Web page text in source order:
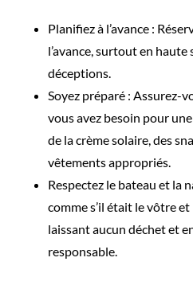
Planifiez à l’avance :
l’avance, surtout en
déceptions.
Soyez préparé : Assurez-
vous avez besoin pour
de la crème solaire, des
vêtements appropriés.
Respectez le bateau et la
comme s’il était le vôtre
laissant aucun déchet et
responsable.